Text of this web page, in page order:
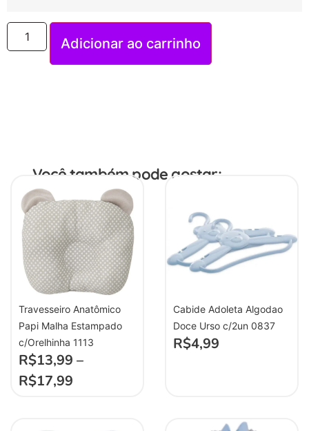
Adicionar ao carrinho
Você também pode gostar:
Travesseiro Anatômico
Papi Malha Estampado
c/Orelhinha 1113
R$13,99 –
R$17,99
Cabide Adoleta Algodao
Doce Urso c/2un 0837
R$4,99